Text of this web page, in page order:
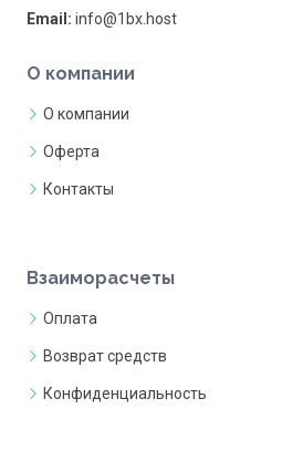
Email: info@1bx.host
О компании
О компании
Оферта
Контакты
Взаиморасчеты
Оплата
Возврат средств
Конфиденциальность